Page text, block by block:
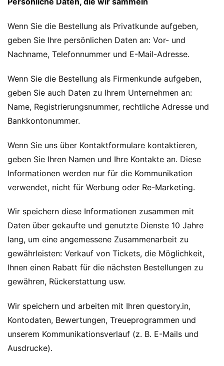
Wenn Sie die Bestellung als Privatkunde aufgeben,
geben Sie Ihre persönlichen Daten an: Vor- und
Nachname, Telefonnummer und E-Mail-Adresse.
Wenn Sie die Bestellung als Firmenkunde aufgeben,
geben Sie auch Daten zu Ihrem Unternehmen an:
Name, Registrierungsnummer, rechtliche Adresse und
Bankkontonummer.
Wenn Sie uns über Kontaktformulare kontaktieren,
geben Sie Ihren Namen und Ihre Kontakte an. Diese
Informationen werden nur für die Kommunikation
verwendet, nicht für Werbung oder Re-Marketing.
Wir speichern diese Informationen zusammen mit
Daten über gekaufte und genutzte Dienste 10 Jahre
lang, um eine angemessene Zusammenarbeit zu
gewährleisten: Verkauf von Tickets, die Möglichkeit,
Ihnen einen Rabatt für die nächsten Bestellungen zu
gewähren, Rückerstattung usw.
Wir speichern und arbeiten mit Ihren questory.in,
Kontodaten, Bewertungen, Treueprogrammen und
unserem Kommunikationsverlauf (z. B. E-Mails und
Ausdrucke).